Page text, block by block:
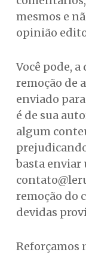
mesmos e
opinião
Você pode,
remoção de
enviado
é de sua
algum
basta enviar
remoção do
devidas
Reforçamos